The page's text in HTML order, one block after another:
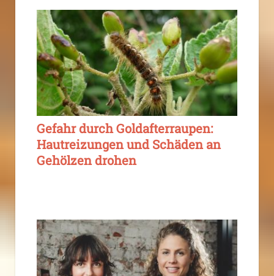
Gefahr durch Goldafterraupen:
Hautreizungen und Schäden an
Gehölzen drohen